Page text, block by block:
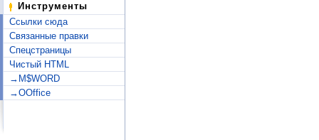
Инструменты
Ссылки сюда
Связанные правки
Спецстраницы
Чистый HTML
→M$WORD
→OOffice